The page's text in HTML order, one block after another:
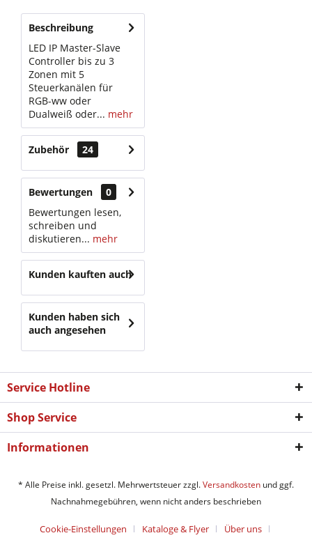
Beschreibung
LED IP Master-Slave
Controller bis zu 3
Zonen mit 5
Steuerkanälen für
RGB-ww oder
Dualweiß oder... mehr
Zubehör 24
Bewertungen
0
Bewertungen lesen,
schreiben und
diskutieren... mehr
Kunden kauften auch
Kunden haben sich
auch angesehen
Service Hotline
Shop Service
Informationen
* Alle Preise inkl. gesetzl. Mehrwertsteuer zzgl.Versandkosten und ggf.
Nachnahmegebühren, wenn nicht anders beschrieben
Cookie-Einstellungen Kataloge & Flyer Über uns